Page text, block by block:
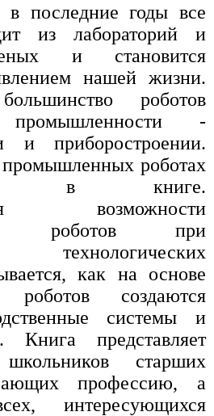
в последние годы все
из лабораторий и
и становится
нашей жизни.
роботов
-
и приборостроении.
роботах
в книге.
возможности
роботов при
технологических
как на основе
роботов создаются
системы и
Книга представляет
старших
профессию, а
интересующихся